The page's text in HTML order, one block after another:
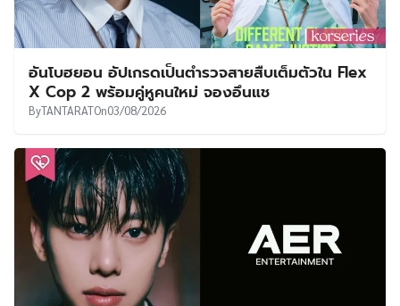
อันโบฮยอน อัปเกรดเป็นตำรวจสายสืบเต็มตัวใน Flex
X Cop 2 พร้อมคู่หูคนใหม่ จองอึนแช
ByTANTARATOn03/08/2026